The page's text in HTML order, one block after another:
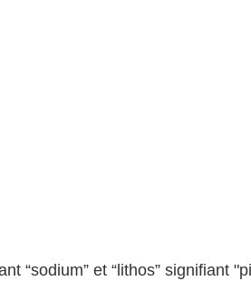
“sodium” et “lithos”